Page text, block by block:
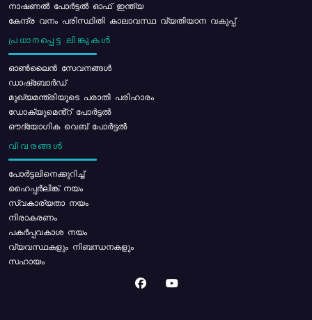
നാഷണൽ പോർട്ടൽ ഓഫ് ഇന്ത്യ
കേന്ദ്ര വനം പരിസ്ഥിതി കാലാവസ്ഥ വ്യതിയാന വകുപ്പ്
പ്രധാനപ്പെട്ട ലിങ്കുകൾ
ഓൺലൈൻ സേവനങ്ങൾ
ഡാഷ്ബോർഡ്
മുഖ്യമന്ത്രിയുടെ പരാതി പരിഹാരം
ഡോക്യുമെൻ്റ് പോർട്ടൽ
ഔദ്യോഗിക വെബ് പോർട്ടൽ
വിവരങ്ങൾ
പോര്‍ട്ടലിനെക്കുറിച്ച്
ഹൈപ്പർലിങ്ക് നയം
സ്വകാര്യതാ നയം
നിരാകരണം
പകർപ്പവകാശ നയം
വ്യവസ്ഥകളും നിബന്ധനകളും
സഹായം